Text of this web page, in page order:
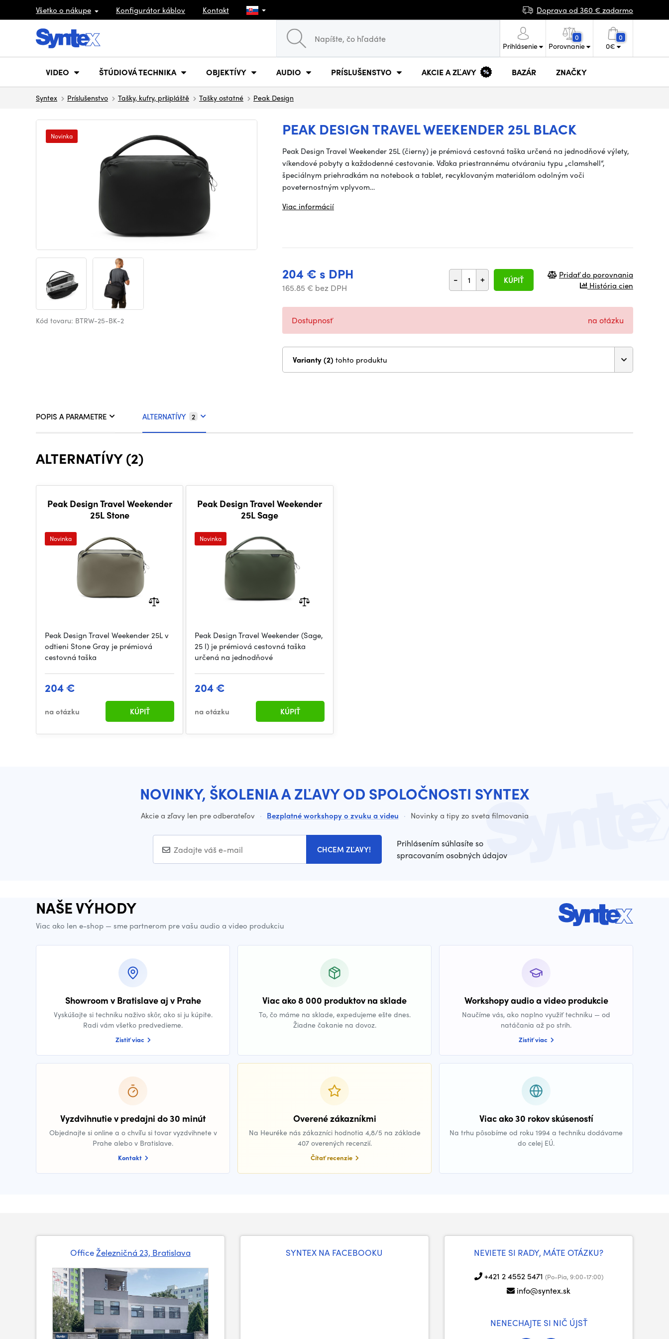
Všetko o nákupe Konfigurátor káblov Kontakt Doprava od 360 € zadarmo
Prihlásenie
0
Porovnanie
0
0€
VIDEO ŠTÚDIOVÁ TECHNIKA OBJEKTÍVY AUDIO PRÍSLUŠENSTVO AKCIE A ZĽAVY BAZÁR ZNAČKY
Syntex Príslušenstvo Tašky, kufry, pršipláště Tašky ostatné Peak Design
PEAK DESIGN TRAVEL WEEKENDER 25L BLACK
Novinka
Kód tovaru: BTRW-25-BK-2
Peak Design Travel Weekender 25L (čierny) je prémiová cestovná taška určená na jednodňové výlety,
víkendové pobyty a každodenné cestovanie. Vďaka priestrannému otváraniu typu „clamshell“,
špeciálnym priehradkám na notebook a tablet, recyklovaným materiálom odolným voči
poveternostným vplyvom…
Viac informácií
204 € s DPH
165.85 € bez DPH
- + KÚPIŤ
Pridať do porovnania
História cien
Dostupnosť na otázku
Varianty (2) tohto produktu
POPIS A PARAMETRE ALTERNATÍVY 2
ALTERNATÍVY (2)
Peak Design Travel Weekender
25L Stone
Novinka
Peak Design Travel Weekender 25L v
odtieni Stone Gray je prémiová
cestovná taška
204 €
na otázku KÚPIŤ
Peak Design Travel Weekender
25L Sage
Novinka
Peak Design Travel Weekender (Sage,
25 l) je prémiová cestovná taška
určená na jednodňové
204 €
na otázku KÚPIŤ
NOVINKY, ŠKOLENIA A ZĽAVY OD SPOLOČNOSTI SYNTEX
Akcie a zľavy len pre odberateľov · Bezplatné workshopy o zvuku a videu · Novinky a tipy zo sveta filmovania
CHCEM ZĽAVY!
Prihlásením súhlasíte so
spracovaním osobných údajov
NAŠE VÝHODY
Viac ako len e-shop — sme partnerom pre vašu audio a video produkciu
Showroom v Bratislave aj v Prahe
Vyskúšajte si techniku naživo skôr, ako si ju kúpite.
Radi vám všetko predvedieme.
Zistiť viac
Viac ako 8 000 produktov na sklade
To, čo máme na sklade, expedujeme ešte dnes.
Žiadne čakanie na dovoz.
Workshopy audio a video produkcie
Naučíme vás, ako naplno využiť techniku — od
natáčania až po strih.
Zistiť viac
Vyzdvihnutie v predajni do 30 minút
Objednajte si online a o chvíľu si tovar vyzdvihnete v
Prahe alebo v Bratislave.
Kontakt
Overené zákazníkmi
Na Heuréke nás zákazníci hodnotia 4,8/5 na základe
407 overených recenzií.
Čítať recenzie
Viac ako 30 rokov skúseností
Na trhu pôsobíme od roku 1994 a techniku dodávame
do celej EÚ.
OfficeŽelezničná 23, Bratislava SYNTEX NA FACEBOOKU NEVIETE SI RADY, MÁTE OTÁZKU?
+421 2 4552 5471 (Po-Pia, 9:00-17:00)
info@syntex.sk
NENECHAJTE SI NIČ ÚJSŤ